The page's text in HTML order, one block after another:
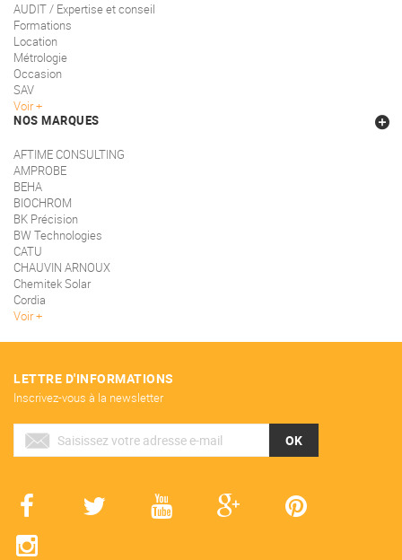
AUDIT / Expertise et conseil
Formations
Location
Métrologie
Occasion
SAV
Voir
NOS MARQUES
AFTIME CONSULTING
AMPROBE
BEHA
BIOCHROM
BK Précision
BW Technologies
CATU
CHAUVIN ARNOUX
Chemitek Solar
Cordia
Voir
LETTRE D'INFORMATIONS
Inscrivez-vous à la newsletter
OK